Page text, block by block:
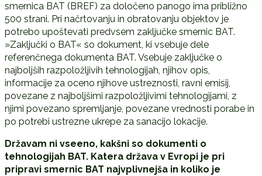
smernica BAT (BREF) za določeno panogo ima približno
500 strani. Pri načrtovanju in obratovanju objektov je
potrebo upoštevati predvsem zaključke smernic BAT.
»Zaključki o BAT« so dokument, ki vsebuje dele
referenčnega dokumenta BAT. Vsebuje zaključke o
najboljših razpoložljivih tehnologijah, njihov opis,
informacije za oceno njihove ustreznosti, ravni emisij,
povezane z najboljšimi razpoložljivimi tehnologijami, z
njimi povezano spremljanje, povezane vrednosti porabe in
po potrebi ustrezne ukrepe za sanacijo lokacije.
Državam ni vseeno, kakšni so dokumenti o
tehnologijah BAT. Katera država v Evropi je pri
pripravi smernic BAT najvplivnejša in koliko je